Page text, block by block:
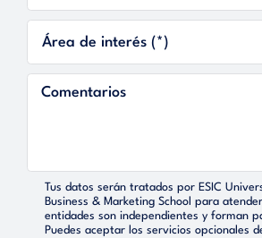
Tus datos serán tratados por ESIC
Business & Marketing School para
entidades son independientes y forman
Puedes aceptar los servicios opcionales